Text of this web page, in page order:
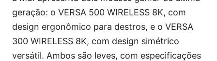
geração: o VERSA 500 WIRELESS 8K, com
design ergonômico para destros, e o VERSA
300 WIRELESS 8K, com design simétrico
versátil. Ambos são leves, com especificações